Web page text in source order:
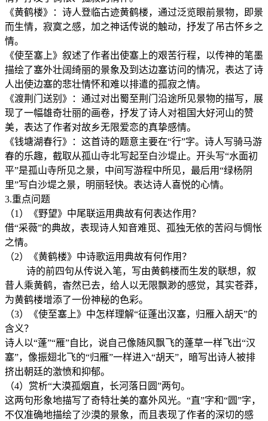
《黄鹤楼》：诗人登临古迹黄鹤楼，通过泛览眼前景物，即景
而生情，寂寞之感，加之神话传说的触动，抒发了吊古怀乡之
情。
《使至塞上》叙述了作者出使塞上的艰苦行程，以传神的笔墨
描绘了塞外壮阔绮丽的景象及到达边塞访问的情况，表达了诗
人出使边塞的悲壮情怀和难以排遣的孤寂之情。
《渡荆门送别》：通过对出蜀至荆门沿途所见景物的描写，展
现了一幅雄奇壮丽的画卷，抒发了诗人对祖国大好河山的赞
美，表达了作者对故乡无限爱恋的真挚感情。
《钱塘湖春行》：这首诗的题意主要在“行”字。诗人写骑马游
春的乐趣，截取从孤山寺北写起至白沙堤止。开头写“水面初
平”是孤山寺所见之景，中间写游程中所见，最后用“绿杨阴
里”写白沙堤之景，明丽轻快。表达诗人喜悦的心情。
3.重点问题
（1）《野望》中尾联运用典故有何表达作用？
借“采薇”的典故，表现诗人知音难觅、孤独无依的苦闷与惆怅
之情。
（2）《黄鹤楼》中诗歌运用典故有何作用？
诗的前四句从传说入笔，写由黄鹤楼而生发的联想，叙
昔人乘黄鹤，杳然已去，给人以无限飘渺的感觉，其实苍莽，
为黄鹤楼增添了一份神秘的色彩。
（3）《使至塞上》中怎样理解“征蓬出汉塞，归雁入胡天”的
含义？
诗人以“蓬”“雁”自比，说自己像随风飘飞的蓬草一样飞出“汉
塞”，像振翅北飞的“归雁”一样进入“胡天”，暗写出诗人被排
挤出朝廷的激愤和抑郁。
（4）赏析“大漠孤烟直，长河落日圆”两句。
这两句形象地描写了奇特壮美的塞外风光。“直”字和“圆”字，
不仅准确地描绘了沙漠的景象，而且表现了作者的深切的感